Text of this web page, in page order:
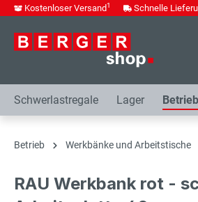
Zur Hauptnavigation springen
Kostenloser Versand1 Schnelle
Schwerlastregale Lager Betrieb
Betrieb Werkbänke und Arbeitstische
RAU Werkbank rot -